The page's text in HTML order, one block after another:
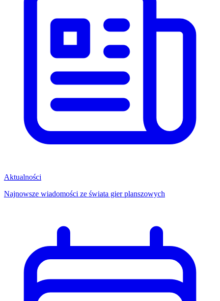
Aktualności
Najnowsze wiadomości ze świata gier planszowych